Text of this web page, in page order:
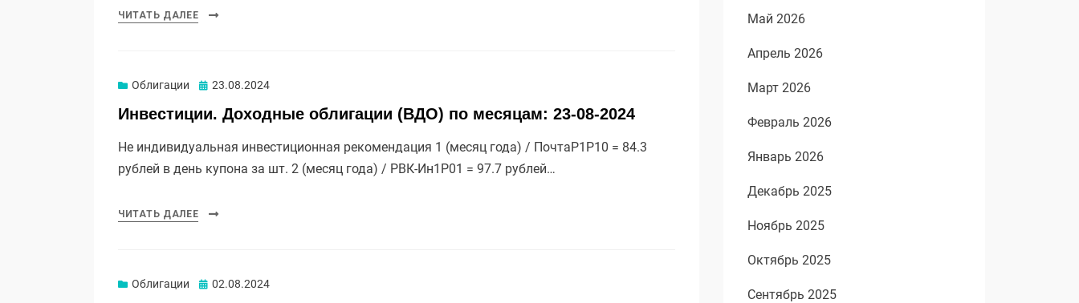
ЧИТАТЬ ДАЛЕЕ
Облигации Опубликовано
23.08.2024
Инвестиции. Доходные облигации (ВДО) по месяцам: 23-08-2024
Не индивидуальная инвестиционная рекомендация 1 (месяц года) / ПочтаР1P10 = 84.3
рублей в день купона за шт. 2 (месяц года) / РВК-Ин1Р01 = 97.7 рублей…
ЧИТАТЬ ДАЛЕЕ
Облигации Опубликовано
02.08.2024
Май 2026
Апрель 2026
Март 2026
Февраль 2026
Январь 2026
Декабрь 2025
Ноябрь 2025
Октябрь 2025
Сентябрь 2025